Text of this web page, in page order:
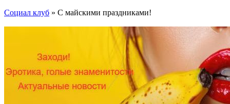
Социал клуб » C майскими праздниками!